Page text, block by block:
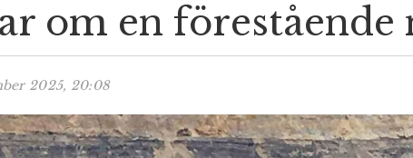
om en förestående
2025, 20:08